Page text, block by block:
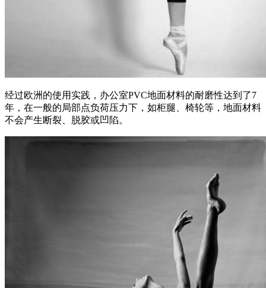
经过欧洲的使用实践，办公室PVC地面材料的耐磨性达到了7
年，在一般的局部点负荷压力下，如柜腿、椅轮等，地面材料
不会产生断裂、脱胶或凹陷。